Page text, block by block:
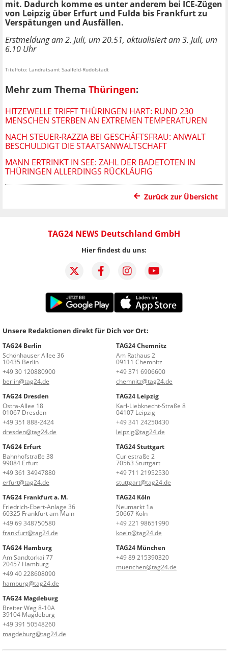
mit. Dadurch komme es unter anderem bei ICE-Zügen
von Leipzig über Erfurt und Fulda bis Frankfurt zu
Verspätungen und Ausfällen.
Erstmeldung am 2. Juli, um 20.51, aktualisiert am 3. Juli, um
6.10 Uhr
Titelfoto: Landratsamt Saalfeld-Rudolstadt
Mehr zum Thema Thüringen:
HITZEWELLE TRIFFT THÜRINGEN HART: RUND 230
MENSCHEN STERBEN AN EXTREMEN TEMPERATUREN
NACH STEUER-RAZZIA BEI GESCHÄFTSFRAU: ANWALT
BESCHULDIGT DIE STAATSANWALTSCHAFT
MANN ERTRINKT IN SEE: ZAHL DER BADETOTEN IN
THÜRINGEN ALLERDINGS RÜCKLÄUFIG
Zurück zur Übersicht
TAG24 NEWS Deutschland GmbH
Hier findest du uns:
Unsere Redaktionen direkt für Dich vor Ort:
TAG24 Berlin
Schönhauser Allee 36
10435 Berlin
+49 30 120880900
berlin@tag24.de
TAG24 Chemnitz
Am Rathaus 2
09111 Chemnitz
+49 371 6906600
chemnitz@tag24.de
TAG24 Dresden
Ostra-Allee 18
01067 Dresden
+49 351 888-2424
dresden@tag24.de
TAG24 Leipzig
Karl-Liebknecht-Straße 8
04107 Leipzig
+49 341 24250430
leipzig@tag24.de
TAG24 Erfurt
Bahnhofstraße 38
99084 Erfurt
+49 361 34947880
erfurt@tag24.de
TAG24 Stuttgart
Curiestraße 2
70563 Stuttgart
+49 711 21952530
stuttgart@tag24.de
TAG24 Frankfurt a. M.
Friedrich-Ebert-Anlage 36
60325 Frankfurt am Main
+49 69 348750580
frankfurt@tag24.de
TAG24 Köln
Neumarkt 1a
50667 Köln
+49 221 98651990
koeln@tag24.de
TAG24 Hamburg
Am Sandtorkai 77
20457 Hamburg
+49 40 228608090
hamburg@tag24.de
TAG24 München
+49 89 215390320
muenchen@tag24.de
TAG24 Magdeburg
Breiter Weg 8-10A
39104 Magdeburg
+49 391 50548260
magdeburg@tag24.de